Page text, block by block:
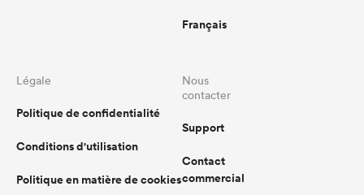
Français
Légale
Politique de confidentialité
Conditions d'utilisation
Politique en matière de cookies
Nous
contacter
Support
Contact
commercial